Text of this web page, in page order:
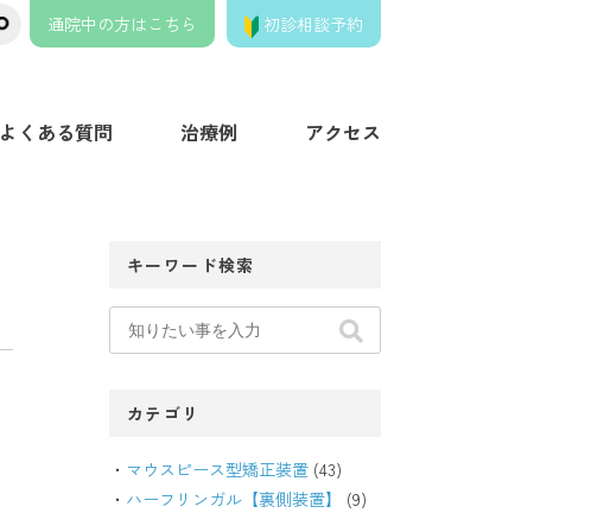
通院中の方はこちら 初診相談予約
よくある質問 治療例 アクセス
キーワード検索
カテゴリ
マウスピース型矯正装置 (43)
ハーフリンガル【裏側装置】
(9)